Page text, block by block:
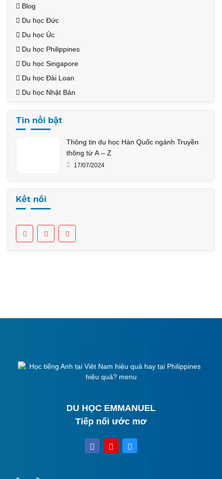
Blog
Du học Đức
Du học Úc
Du học Philippines
Du học Singapore
Du học Đài Loan
Du học Nhật Bản
Tin nổi bật
Thông tin du học Hàn Quốc ngành Truyền
thông từ A – Z
17/07/2024
Kết nối
DU HỌC EMMANUEL
Tiếp nối ước mơ